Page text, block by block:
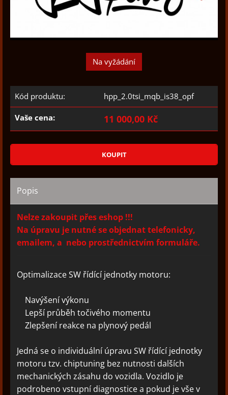
Na vyžádání
Kód produktu: hpp_2.0tsi_mqb_is38_opf
Vaše cena: 11 000,00 Kč
Popis
Nelze zakoupit přes eshop !!!
Na úpravu je nutné se objednat telefonicky,
emailem, a nebo prostřednictvím formuláře.
Optimalizace SW řídící jednotky motoru:
Navýšení výkonu
Lepší průběh točivého momentu
Zlepšení reakce na plynový pedál
Jedná se o individuální úpravu SW řídící jednotky
motoru tzv. chiptuning bez nutnosti dalších
mechanických zásahu do vozidla. Vozidlo je
podrobeno vstupní diagnostice a pokud je vše v